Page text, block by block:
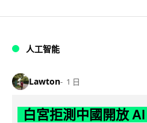
人工智能
Lawton 1 日
白宮拒測中國開放